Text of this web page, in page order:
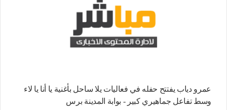
عمرو دياب يفتتح حفله في فعاليات يلا ساحل بأغنية يا أنا يا لاء
وسط تفاعل جماهيري كبير - بوابة المدينة برس